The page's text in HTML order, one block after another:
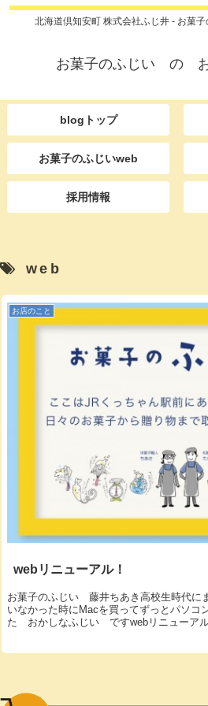
北海道倶知安町 株式会社ふじ井 - お菓子
お菓子のふじい の お
blogトップ
お菓子のふじいweb
採用情報
web
お店のこと
webリニューアル！
お菓子のふじい 藤井ちあき高校生時代に
いなかった時にMacを買ってずっとパソコ
た おかしなふじい ですwebリニューアル